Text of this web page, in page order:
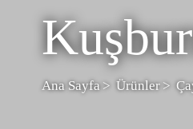
Ana Sayfa Ürünler